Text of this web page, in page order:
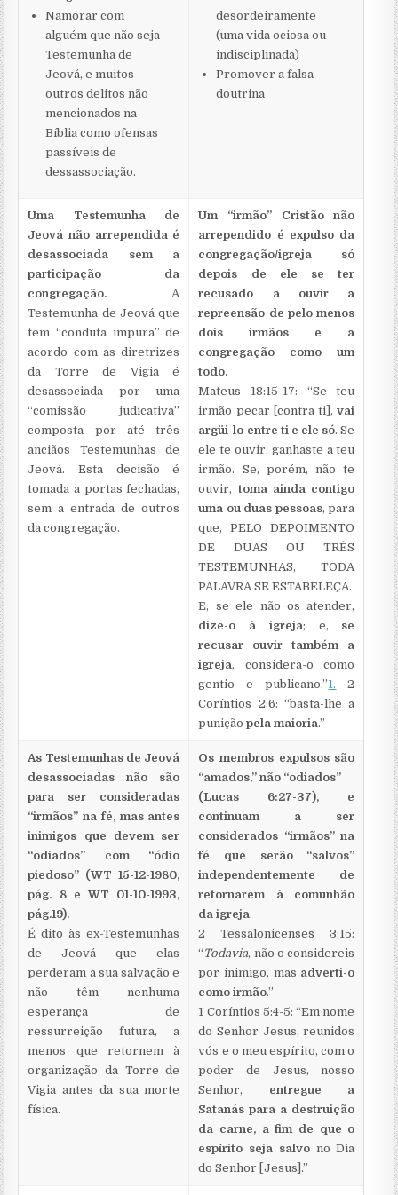
Namorar com
alguém que não seja
Testemunha de
Jeová, e muitos
outros delitos não
mencionados na
Bíblia como ofensas
passíveis de
dessassociação.
desordeiramente
(uma vida ociosa ou
indisciplinada)
Promover a falsa
doutrina
Uma Testemunha de
Jeová não arrependida é
desassociada sem a
participação da
congregação.A
Testemunha de Jeová que
tem “conduta impura” de
acordo com as diretrizes
da Torre de Vigia é
desassociada por uma
“comissão judicativa”
composta por até três
anciãos Testemunhas de
Jeová. Esta decisão é
tomada a portas fechadas,
sem a entrada de outros
da congregação.
Um “irmão” Cristão não
arrependido é expulso da
congregação/igreja só
depois de ele se ter
recusado a ouvir a
repreensão de pelo menos
dois irmãos e a
congregação como um
todo.
Mateus 18:15-17: “Se teu
irmão pecar [contra ti],vai
argüi-lo entre ti e ele só. Se
ele te ouvir, ganhaste a teu
irmão. Se, porém, não te
ouvir,toma ainda contigo
uma ou duas pessoas, para
que, PELO DEPOIMENTO
DE DUAS OU TRÊS
TESTEMUNHAS, TODA
PALAVRA SE ESTABELEÇA.
E, se ele não os atender,
dize-o à igreja; e, se
recusar ouvir também a
igreja, considera-o como
gentio e publicano.”1. 2
Coríntios 2:6: “basta-lhe a
puniçãopela maioria.”
As Testemunhas de Jeová
desassociadas não são
para ser consideradas
“irmãos” na fé, mas antes
inimigos que devem ser
“odiados” com “ódio
piedoso” (WT 15-12-1980,
pág. 8 e WT 01-10-1993,
pág.19).
É dito às ex-Testemunhas
de Jeová que elas
perderam a sua salvação e
não têm nenhuma
esperança de
ressurreição futura, a
menos que retornem à
organização da Torre de
Vigia antes da sua morte
física.
Os membros expulsos são
“amados,” não “odiados”
(Lucas 6:27-37), e
continuam a ser
considerados “irmãos” na
fé que serão “salvos”
independentemente de
retornarem à comunhão
da igreja.
2 Tessalonicenses 3:15:
“ Todavia, não o considereis
por inimigo, mas adverti-o
como irmão.”
1 Coríntios 5:4-5: “Em nome
do Senhor Jesus, reunidos
vós e o meu espírito, com o
poder de Jesus, nosso
Senhor, entregue a
Satanás para a destruição
da carne, a fim de que o
espírito seja salvono Dia
do Senhor [Jesus].”